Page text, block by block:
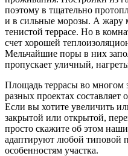
поэтому в тщательно
и в сильные морозы. А жару
тенистой террасе. Но в
счет хорошей
Мельчайшие поры в них
пропускает уличный,
Площадь террасы во многом
разных проектах составляет
Если вы хотите увеличить
закрытой или открытой,
просто скажите об этом
адаптируют любой типовой
особенностям участка.